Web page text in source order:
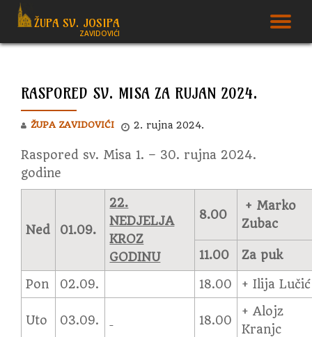
to
ŽUPA SV. JOSIPA
ZAVIDOVIĆI
RASPORED SV. MISA ZA RUJAN 2024.
ŽUPA ZAVIDOVIĆI 2. rujna 2024.
Raspored sv. Misa 1. – 30. rujna 2024.
godine
Ned 01.09.
22.
NEDJELJA
KROZ
GODINU
8.00
+ Marko
Zubac
11.00 Za puk
Pon 02.09. 18.00 + Ilija Lučić
Uto 03.09. 18.00
+ Alojz
Kranjc